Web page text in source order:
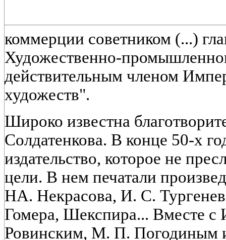
коммерции советником (...)
Художественно-
действительным членом
художеств".
Широко известна
Солдатенкова. В конце 50-х
издательство, которое не
цели. В нем печатали
НА. Некрасова, И. С.
Гомера, Шекспира... Вместе
Ровинским, М. П. Погодиным